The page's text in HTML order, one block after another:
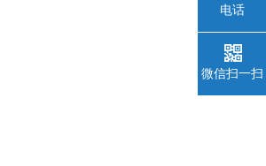
电话
微信扫一扫